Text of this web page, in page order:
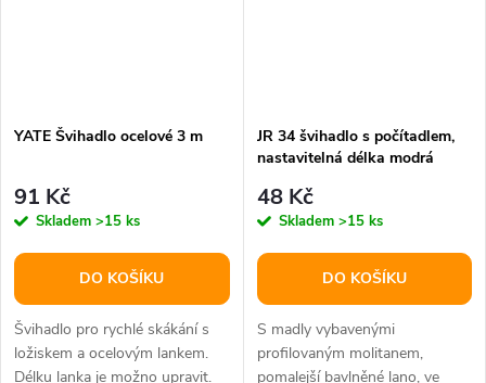
YATE Švihadlo ocelové 3 m
91 Kč
Skladem >15 ks
DO KOŠÍKU
Švihadlo pro rychlé skákání s
ložiskem a ocelovým lankem.
Délku lanka je možno upravit.
JR 34 švihadlo s počítadlem,
nastavitelná délka modrá
48 Kč
Skladem >15 ks
DO KOŠÍKU
S madly vybavenými
profilovaným molitanem,
pomalejší bavlněné lano, ve